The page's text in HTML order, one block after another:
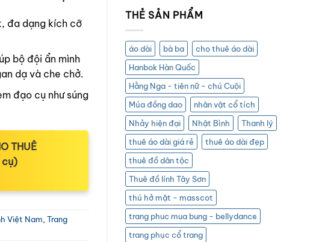
THẺ SẢN PHẨM
áo dài bà ba
cho thuê áo dài
Hanbok Hàn Quốc
Hằng Nga - tiên nữ - chú Cuội
Múa đồng dao
nhân vật cổ tích
Nhảy hiện đại
Nhật Bình
Thanh lý
thuê áo dài giá rẻ
thuê áo dài đẹp
thuê đồ dân tộc
Thuê đồ lính Tây Sơn
thú hở mặt - masscot
trang phuc mua bung - bellydance
trang phục cổ trang
đa dạng kích cỡ
bộ đội ẩn mình
dạ và che chở.
đạo cụ như súng
THUÊ
cụ)
Việt Nam ,Trang